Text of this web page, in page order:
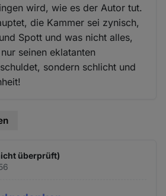
wird, wie es der Autor tut.
die Kammer sei zynisch,
Spott und was nicht alles,
seinen eklatanten
sondern schlicht und
überprüft)